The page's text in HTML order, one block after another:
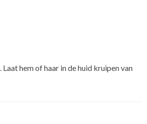
hem of haar in de huid kruipen van